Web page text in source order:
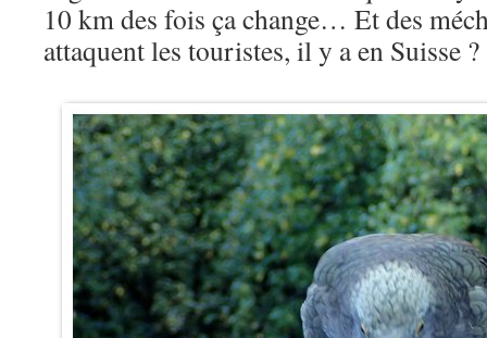
10 km des fois ça change… Et des
attaquent les touristes, il y a en Suisse ?